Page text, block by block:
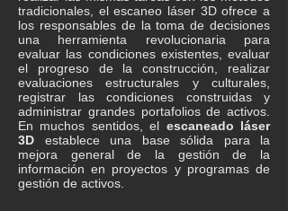
tradicionales, el escaneo láser 3D ofrece a
los responsables de la toma de decisiones
una herramienta revolucionaria para
evaluar las condiciones existentes, evaluar
el progreso de la construcción, realizar
evaluaciones estructurales y culturales,
registrar las condiciones construidas y
administrar grandes portafolios de activos.
En muchos sentidos, el escaneado láser
3D establece una base sólida para la
mejora general de la gestión de la
información en proyectos y programas de
gestión de activos.